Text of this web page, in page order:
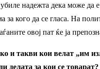
надежта дека може
за кого да се гласа. На
овој пат ќе ја
и такви кои велат „им
делата за кои се товарат?